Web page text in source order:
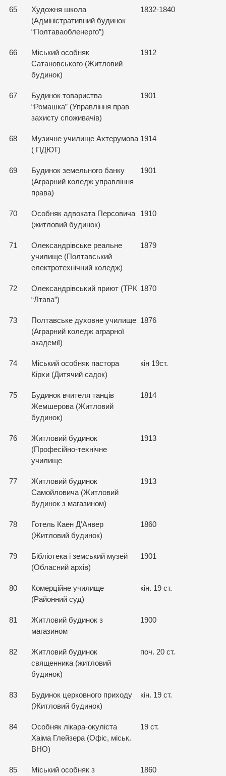
65
Художня школа
(Адміністративний будинок
“Полтаваобленерго”)
1832-1840
66
Міський особняк
Сатановського (Житловий
будинок)
1912
67
Будинок товариства
“Ромашка” (Управління прав
захисту споживачів)
1901
68
Музичне училище Ахтерумова
( ПДЮТ)
1914
69
Будинок земельного банку
(Аграрний коледж управління
права)
1901
70
Особняк адвоката Персовича
(житловий будинок)
1910
71
Олександрівське реальне
училище (Полтавський
електротехнічний коледж)
1879
72
Олександрівський приют (ТРК
“Лтава”)
1870
73
Полтавське духовне училище
(Аграрний коледж аграрної
академії)
1876
74
Міський особняк пастора
Кірхи (Дитячий садок)
кін 19ст.
75
Будинок вчителя танців
Жемшерова (Житловий
будинок)
1814
76
Житловий будинок
(Професійно-технічне
училище
1913
77
Житловий будинок
Самойловича (Житловий
будинок з магазином)
1913
78
Готель Каен Д′Анвер
(Житловий будинок)
1860
79
Бібліотека і земський музей
(Обласний архів)
1901
80
Комерційне училище
(Районний суд)
кін. 19 ст.
81
Житловий будинок з
магазином
1900
82
Житловий будинок
священника (житловий
будинок)
поч. 20 ст.
83
Будинок церковного приходу
(Житловий будинок)
кін. 19 ст.
84
Особняк лікара-окуліста
Хаіма Глейзера (Офіс, міськ.
ВНО)
19 ст.
85
Міський особняк з
1860